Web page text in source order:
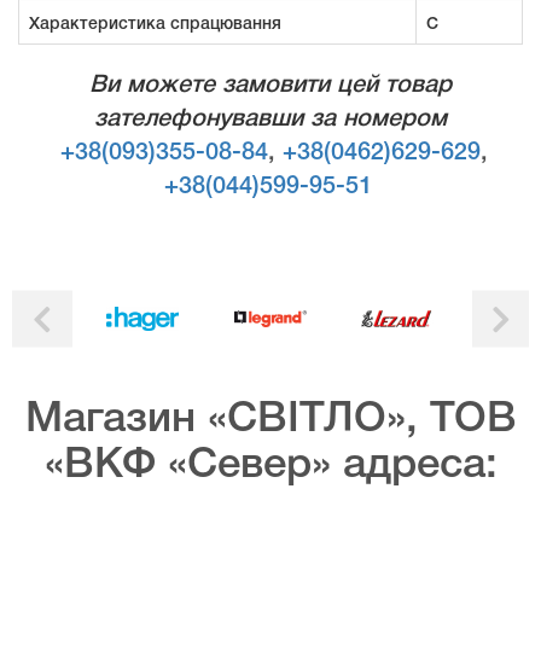
Характеристика спрацювання
С
Ви можете замовити цей товар
зателефонувавши за номером
+38(093)355-08-84, +38(0462)629-629,
+38(044)599-95-51
Магазин «СВІТЛО», ТОВ
«ВКФ «Север» адреса: